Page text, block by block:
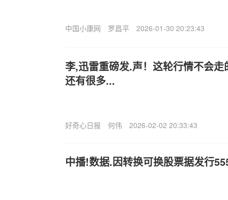
中国小康网 罗昌平 2026-01-30 20:23:43
李,迅雷重磅发.声！这轮行情不会
还有很多...
好奇心日报 何伟 2026-02-02 20:33:43
中播!数据.因转换可换股票据发行